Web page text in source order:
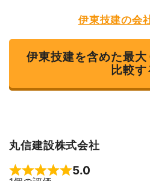
伊東技建の会
伊東技建を含めた最
比較す
丸信建設株式会社
Rated 5 out of 5
5.0